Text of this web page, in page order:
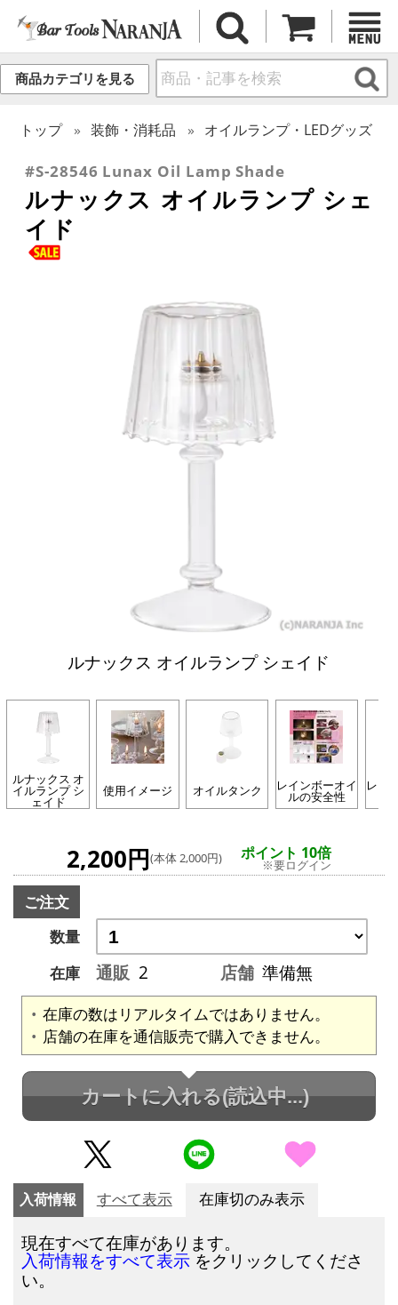
商品カテゴリを見る
トップ 装飾・消耗品 オイルランプ・LEDグッズ
#S-28546 Lunax Oil Lamp Shade
ルナックス オイルランプ シェ
イド
ルナックス オイルランプ シェイド
ルナックス オ
イルランプ シ
ェイド
使用イメージ オイルタンク レインボーオイ
ルの安全性
レイ
2,200円(本体 2,000円) ポイント 10倍
※要ログイン
ご注文
数量
在庫
通販 2 店舗 準備無
在庫の数はリアルタイムではありません。
店舗の在庫を通信販売で購入できません。
カートに入れる(読込中...)
入荷情報 すべて表示 在庫切のみ表示
現在すべて在庫があります。
入荷情報をすべて表示 をクリックしてくださ
い。